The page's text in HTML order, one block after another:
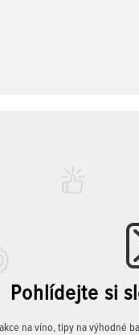
Pohlídejte si
na víno, tipy na výhodné